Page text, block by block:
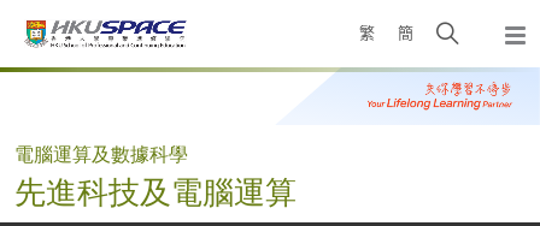
繁 簡
Open
search
panel
Main
電腦運算及數據科學
先進科技及電腦運算